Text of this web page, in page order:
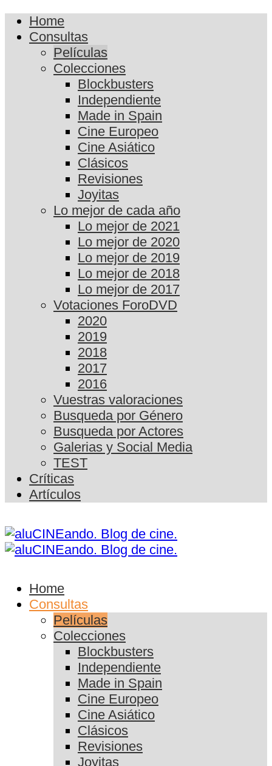
Home
Consultas
Películas
Colecciones
Blockbusters
Independiente
Made in Spain
Cine Europeo
Cine Asiático
Clásicos
Revisiones
Joyitas
Lo mejor de cada año
Lo mejor de 2021
Lo mejor de 2020
Lo mejor de 2019
Lo mejor de 2018
Lo mejor de 2017
Votaciones ForoDVD
2020
2019
2018
2017
2016
Vuestras valoraciones
Busqueda por Género
Busqueda por Actores
Galerias y Social Media
TEST
Críticas
Artículos
Home
Consultas
Películas
Colecciones
Blockbusters
Independiente
Made in Spain
Cine Europeo
Cine Asiático
Clásicos
Revisiones
Joyitas